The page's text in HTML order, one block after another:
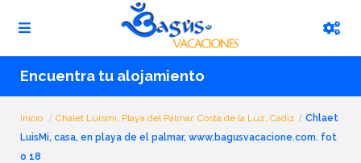
Encuentra tu alojamiento
Inicio Chalet Luismi, Playa del Palmar, Costa de la Luz, Cadiz
Chlaet
LuisMi, casa, en playa de el palmar, www.bagusvacacione.com. fot
o 18